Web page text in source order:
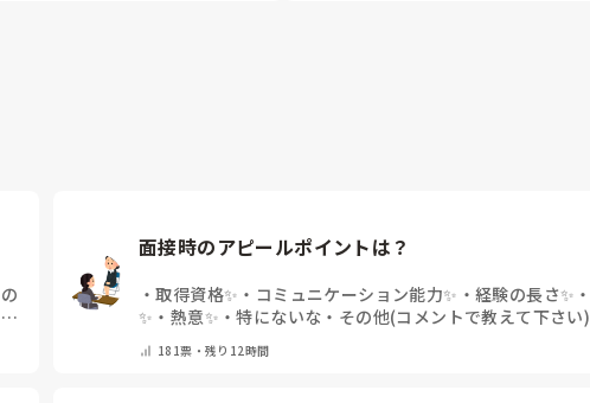
にリフレッシュしながら頑張りまし
面接時のアピールポイントは？
・取得資格✨ ・ コミュニケーション能力✨ ・ 経験の長さ✨ ・
✨ ・ 熱意✨ ・特にないな ・ その他(コメントで教えて下さい)
181票・残り12時間